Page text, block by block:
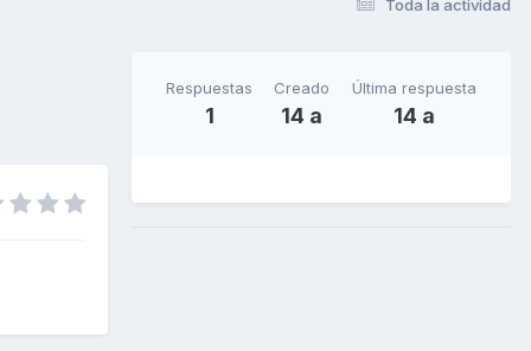
Toda la actividad
Respuestas
1
Creado
14 a
Última respuesta
14 a